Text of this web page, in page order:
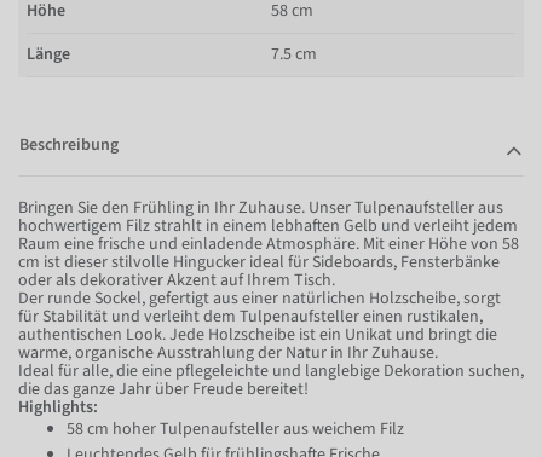
Höhe
58 cm
Länge
7.5 cm
Beschreibung
Bringen Sie den Frühling in Ihr Zuhause. Unser Tulpenaufsteller aus
hochwertigem Filz strahlt in einem lebhaften Gelb und verleiht jedem
Raum eine frische und einladende Atmosphäre. Mit einer Höhe von 58
cm ist dieser stilvolle Hingucker ideal für Sideboards, Fensterbänke
oder als dekorativer Akzent auf Ihrem Tisch.
Der runde Sockel, gefertigt aus einer natürlichen Holzscheibe, sorgt
für Stabilität und verleiht dem Tulpenaufsteller einen rustikalen,
authentischen Look. Jede Holzscheibe ist ein Unikat und bringt die
warme, organische Ausstrahlung der Natur in Ihr Zuhause.
Ideal für alle, die eine pflegeleichte und langlebige Dekoration suchen,
die das ganze Jahr über Freude bereitet!
Highlights:
58 cm hoher Tulpenaufsteller aus weichem Filz